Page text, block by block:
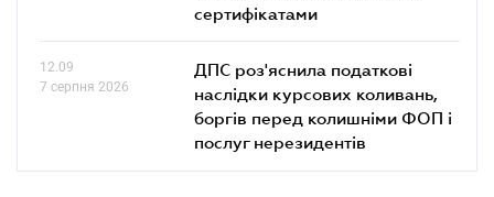
сертифікатами
12.09
7 серпня 2026
ДПС роз'яснила податкові
наслідки курсових коливань,
боргів перед колишніми ФОП і
послуг нерезидентів